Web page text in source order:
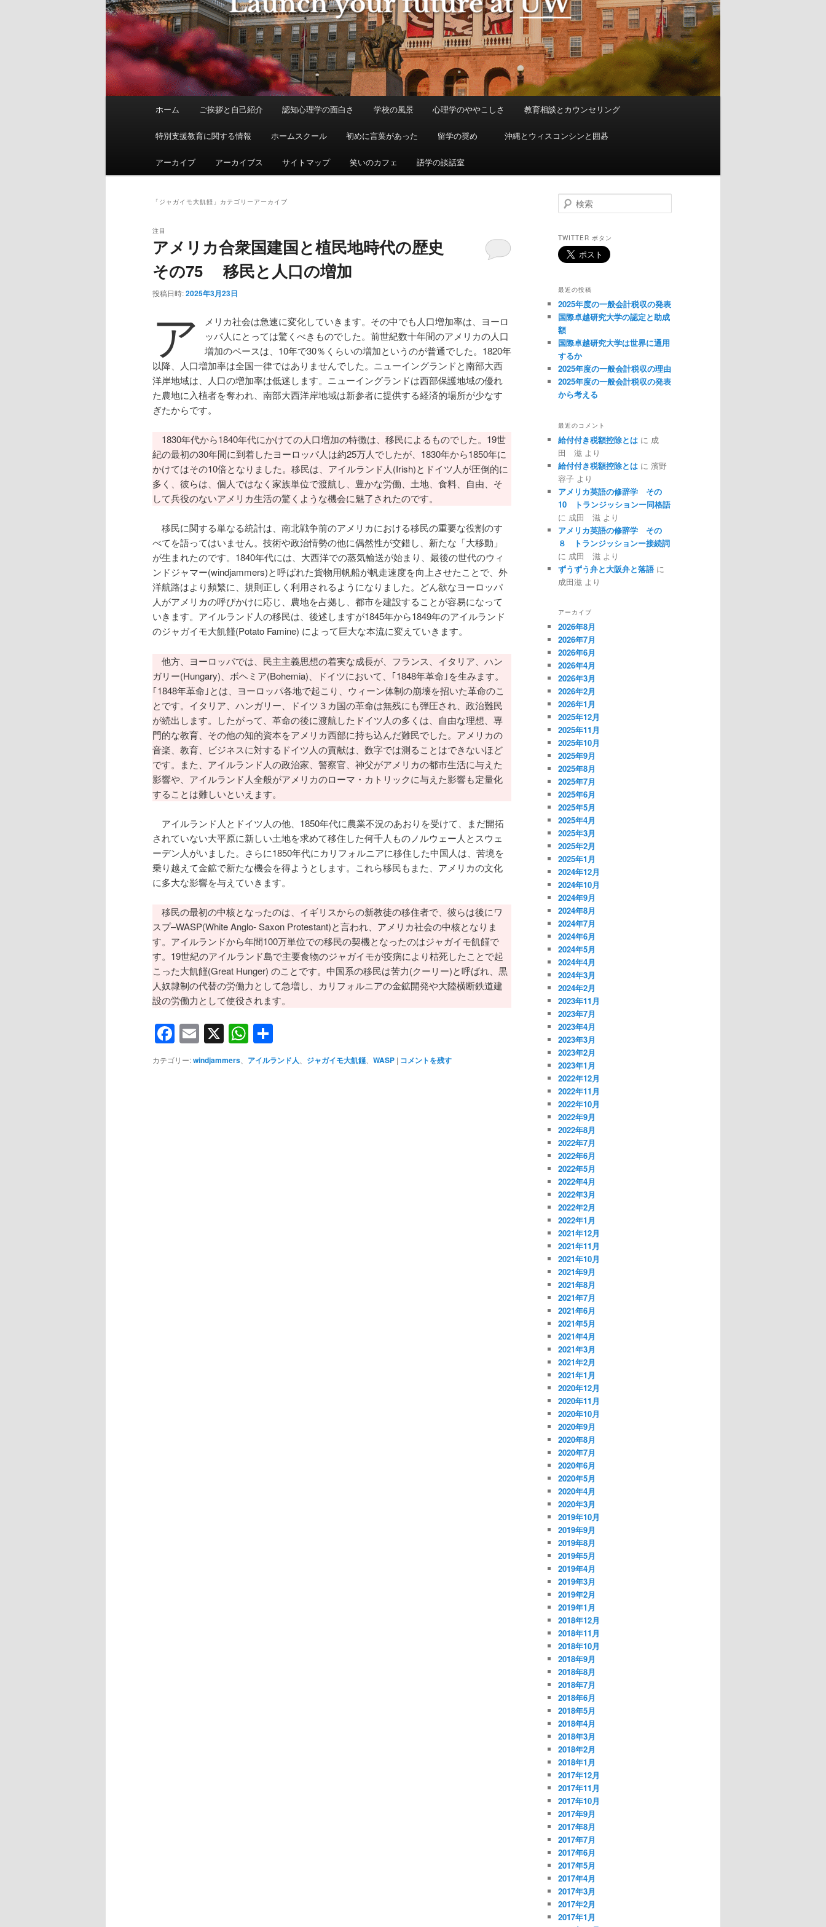
ュ
ホーム ご挨拶と自己紹介 認知心理学の面白さ 学校の風景 心理学のややこしさ 教育相談とカウンセリング
特別支援教育に関する情報 ホームスクール 初めに言葉があった 留学の奨め 沖縄とウィスコンシンと囲碁
アーカイブ アーカイブス サイトマップ 笑いのカフェ 語学の談話室
「 ジャガイモ大飢饉 」カテゴリーアーカイブ
アメリカ合衆国建国と植民地時代の歴史
その75 移民と人口の増加
注目
投稿日時:2025年3月23日
ア
メリカ社会は急速に変化していきます。その中でも人口増加率は、ヨーロ
ッパ人にとっては驚くべきものでした。前世紀数十年間のアメリカの人口
増加のペースは、10年で30％くらいの増加というのが普通でした。1820年
以降、人口増加率は全国一律ではありませんでした。ニューイングランドと南部大西
洋岸地域は、人口の増加率は低迷します。ニューイングランドは西部保護地域の優れ
た農地に入植者を奪われ、南部大西洋岸地域は新参者に提供する経済的場所が少なす
ぎたからです。
1830年代から1840年代にかけての人口増加の特徴は、移民によるものでした。19世
紀の最初の30年間に到着したヨーロッパ人は約25万人でしたが、1830年から1850年に
かけてはその10倍となりました。移民は、アイルランド人(Irish)とドイツ人が圧倒的に
多く、彼らは、個人ではなく家族単位で渡航し、豊かな労働、土地、食料、自由、そ
して兵役のないアメリカ生活の驚くような機会に魅了されたのです。
移民に関する単なる統計は、南北戦争前のアメリカにおける移民の重要な役割のす
べてを語ってはいません。技術や政治情勢の他に偶然性が交錯し、新たな「大移動」
が生まれたのです。1840年代には、大西洋での蒸気輸送が始まり、最後の世代のウィ
ンドジャマー(windjammers)と呼ばれた貨物用帆船が帆走速度を向上させたことで、外
洋航路はより頻繁に、規則正しく利用されるようになりました。どん欲なヨーロッパ
人がアメリカの呼びかけに応じ、農地を占拠し、都市を建設することが容易になって
いきます。アイルランド人の移民は、後述しますが1845年から1849年のアイルランド
のジャガイモ大飢饉(Potato Famine) によって巨大な本流に変えていきます。
他方、ヨーロッパでは、民主主義思想の着実な成長が、フランス、イタリア、ハン
ガリー(Hungary)、ボヘミア(Bohemia)、ドイツにおいて、｢1848年革命｣を生みます。
｢1848年革命｣とは、ヨーロッパ各地で起こり、ウィーン体制の崩壊を招いた革命のこ
とです。イタリア、ハンガリー、ドイツ３カ国の革命は無残にも弾圧され、政治難民
が続出します。したがって、革命の後に渡航したドイツ人の多くは、自由な理想、専
門的な教育、その他の知的資本をアメリカ西部に持ち込んだ難民でした。アメリカの
音楽、教育、ビジネスに対するドイツ人の貢献は、数字では測ることはできないほど
です。また、アイルランド人の政治家、警察官、神父がアメリカの都市生活に与えた
影響や、アイルランド人全般がアメリカのローマ・カトリックに与えた影響も定量化
することは難しいといえます。
アイルランド人とドイツ人の他、1850年代に農業不況のあおりを受けて、まだ開拓
されていない大平原に新しい土地を求めて移住した何千人ものノルウェー人とスウェ
ーデン人がいました。さらに1850年代にカリフォルニアに移住した中国人は、苦境を
乗り越えて金鉱で新たな機会を得ようとします。これら移民もまた、アメリカの文化
に多大な影響を与えていきます。
移民の最初の中核となったのは、イギリスからの新教徒の移住者で、彼らは後にワ
スプ–WASP(White Anglo- Saxon Protestant)と言われ、アメリカ社会の中核となりま
す。アイルランドから年間100万単位での移民の契機となったのはジャガイモ飢饉で
す。19世紀のアイルランド島で主要食物のジャガイモが疫病により枯死したことで起
こった大飢饉(Great Hunger) のことです。中国系の移民は苦力(クーリー)と呼ばれ、黒
人奴隷制の代替の労働力として急増し、カリフォルニアの金鉱開発や大陸横断鉄道建
設の労働力として使役されます。
Facebook
Email
X WhatsApp
有
カテゴリー:windjammers アイルランド人 ジャガイモ大飢饉 WASP | コメントを残す
検
索
TWITTER ボタン
最近の投稿
2025年度の一般会計税収の発表
国際卓越研究大学の認定と助成
額
国際卓越研究大学は世界に通用
するか
2025年度の一般会計税収の理由
2025年度の一般会計税収の発表
から考える
最近のコメント
給付付き税額控除とは に 成
田 滋 より
給付付き税額控除とは に 濱野
容子 より
アメリカ英語の修辞学 その
10 トランジッションー同格語
に 成田 滋 より
アメリカ英語の修辞学 その
８ トランジッションー接続詞
に 成田 滋 より
ずうずう弁と大阪弁と落語に
成田滋 より
アーカイブ
2026年8月
2026年7月
2026年6月
2026年4月
2026年3月
2026年2月
2026年1月
2025年12月
2025年11月
2025年10月
2025年9月
2025年8月
2025年7月
2025年6月
2025年5月
2025年4月
2025年3月
2025年2月
2025年1月
2024年12月
2024年10月
2024年9月
2024年8月
2024年7月
2024年6月
2024年5月
2024年4月
2024年3月
2024年2月
2023年11月
2023年7月
2023年4月
2023年3月
2023年2月
2023年1月
2022年12月
2022年11月
2022年10月
2022年9月
2022年8月
2022年7月
2022年6月
2022年5月
2022年4月
2022年3月
2022年2月
2022年1月
2021年12月
2021年11月
2021年10月
2021年9月
2021年8月
2021年7月
2021年6月
2021年5月
2021年4月
2021年3月
2021年2月
2021年1月
2020年12月
2020年11月
2020年10月
2020年9月
2020年8月
2020年7月
2020年6月
2020年5月
2020年4月
2020年3月
2019年10月
2019年9月
2019年8月
2019年5月
2019年4月
2019年3月
2019年2月
2019年1月
2018年12月
2018年11月
2018年10月
2018年9月
2018年8月
2018年7月
2018年6月
2018年5月
2018年4月
2018年3月
2018年2月
2018年1月
2017年12月
2017年11月
2017年10月
2017年9月
2017年8月
2017年7月
2017年6月
2017年5月
2017年4月
2017年3月
2017年2月
2017年1月